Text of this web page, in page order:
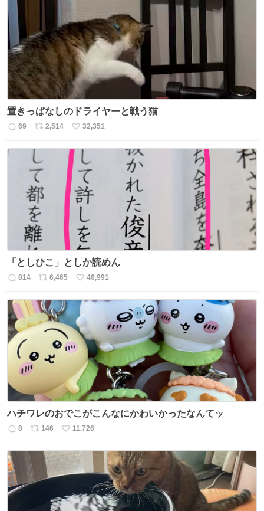
数
数
置きっぱなしのドライヤーと戦う猫
返
数
69
リ
ス
ト
数
2,514
い
ね
数
32,351
「としひこ」としか読めん
返
数
814
リ
ス
ト
数
6,465
い
ね
数
46,991
ハチワレのおでこがこんなにかわいかったなんてッ
返
数
8
リ
ス
ト
数
146
い
ね
数
11,726